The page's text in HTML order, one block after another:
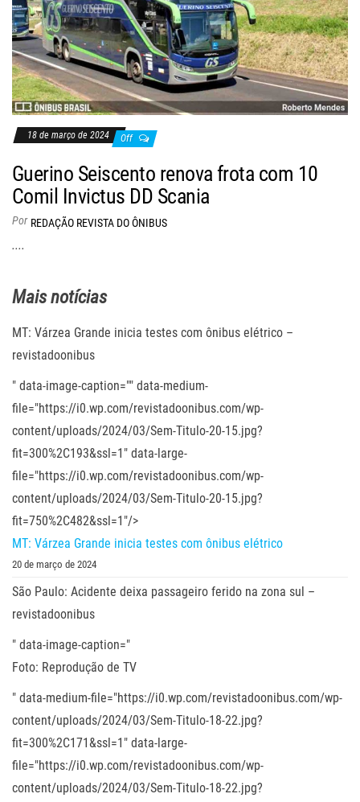
18 de março de 2024 Off
Guerino Seiscento renova frota com 10
Comil Invictus DD Scania
Por REDAÇÃO REVISTA DO ÔNIBUS
....
Mais notícias
MT: Várzea Grande inicia testes com ônibus elétrico –
revistadoonibus
" data-image-caption="" data-medium-
file="https://i0.wp.com/revistadoonibus.com/wp-
content/uploads/2024/03/Sem-Titulo-20-15.jpg?
fit=300%2C193&ssl=1" data-large-
file="https://i0.wp.com/revistadoonibus.com/wp-
content/uploads/2024/03/Sem-Titulo-20-15.jpg?
fit=750%2C482&ssl=1"/>
MT: Várzea Grande inicia testes com ônibus elétrico
20 de março de 2024
São Paulo: Acidente deixa passageiro ferido na zona sul –
revistadoonibus
" data-image-caption="
Foto: Reprodução de TV
" data-medium-file="https://i0.wp.com/revistadoonibus.com/wp-
content/uploads/2024/03/Sem-Titulo-18-22.jpg?
fit=300%2C171&ssl=1" data-large-
file="https://i0.wp.com/revistadoonibus.com/wp-
content/uploads/2024/03/Sem-Titulo-18-22.jpg?